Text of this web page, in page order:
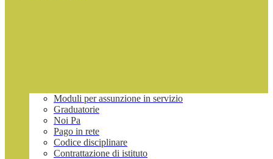
Moduli per assunzione in servizio
Graduatorie
Noi Pa
Pago in rete
Codice disciplinare
Contrattazione di istituto